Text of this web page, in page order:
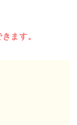
ます。